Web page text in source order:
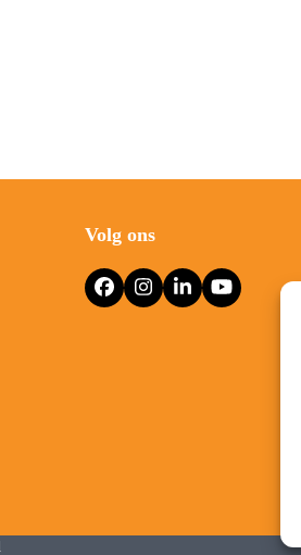
Volg ons
FacebookInstagram
LinkedInYouTube